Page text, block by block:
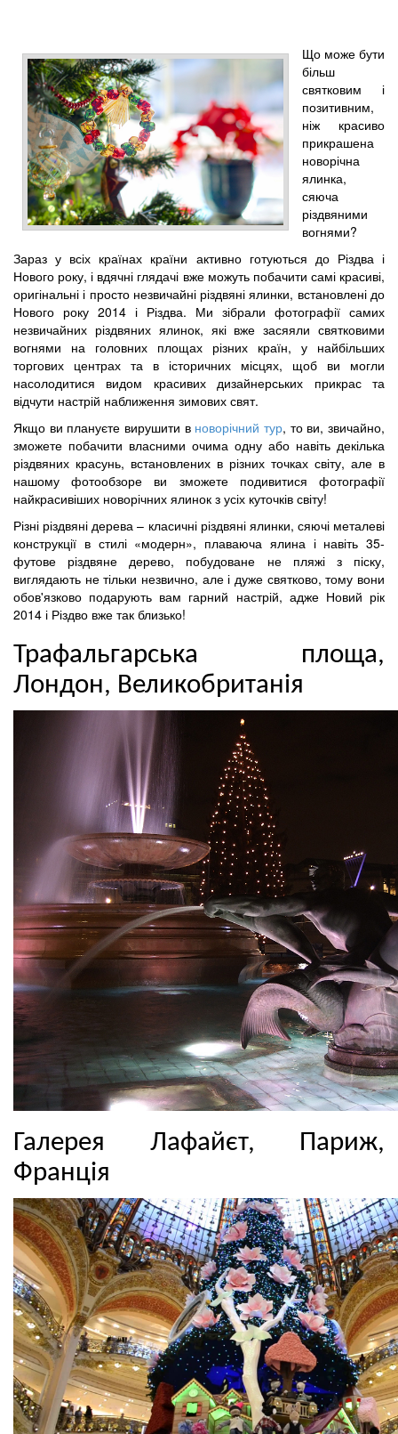
Що може бути
більш
святковим і
позитивним,
ніж красиво
прикрашена
новорічна
ялинка,
сяюча
різдвяними
вогнями?
Зараз у всіх країнах країни активно готуються до Різдва і
Нового року, і вдячні глядачі вже можуть побачити самі красиві,
оригінальні і просто незвичайні різдвяні ялинки, встановлені до
Нового року 2014 і Різдва. Ми зібрали фотографії самих
незвичайних різдвяних ялинок, які вже засяяли святковими
вогнями на головних площах різних країн, у найбільших
торгових центрах та в історичних місцях, щоб ви могли
насолодитися видом красивих дизайнерських прикрас та
відчути настрій наближення зимових свят.
Якщо ви плануєте вирушити в новорічний тур, то ви, звичайно,
зможете побачити власними очима одну або навіть декілька
різдвяних красунь, встановлених в різних точках світу, але в
нашому фотообзоре ви зможете подивитися фотографії
найкрасивіших новорічних ялинок з усіх куточків світу!
Різні різдвяні дерева – класичні різдвяні ялинки, сяючі металеві
конструкції в стилі «модерн», плаваюча ялина і навіть 35-
футове різдвяне дерево, побудоване не пляжі з піску,
виглядають не тільки незвично, але і дуже святково, тому вони
обов'язково подарують вам гарний настрій, адже Новий рік
2014 і Різдво вже так близько!
Трафальгарська площа,
Лондон, Великобританія
Галерея Лафайєт, Париж,
Франція